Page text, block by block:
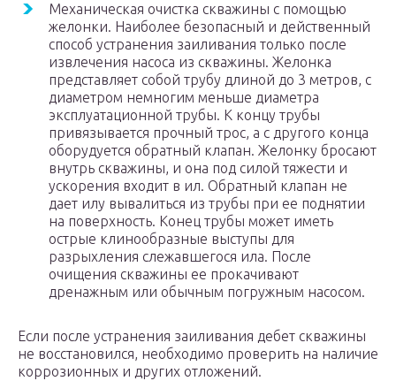
Механическая очистка скважины с помощью
желонки. Наиболее безопасный и действенный
способ устранения заиливания только после
извлечения насоса из скважины. Желонка
представляет собой трубу длиной до 3 метров, с
диаметром немногим меньше диаметра
эксплуатационной трубы. К концу трубы
привязывается прочный трос, а с другого конца
оборудуется обратный клапан. Желонку бросают
внутрь скважины, и она под силой тяжести и
ускорения входит в ил. Обратный клапан не
дает илу вывалиться из трубы при ее поднятии
на поверхность. Конец трубы может иметь
острые клинообразные выступы для
разрыхления слежавшегося ила. После
очищения скважины ее прокачивают
дренажным или обычным погружным насосом.
Если после устранения заиливания дебет скважины
не восстановился, необходимо проверить на наличие
коррозионных и других отложений.